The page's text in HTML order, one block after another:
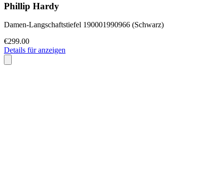
Phillip Hardy
Damen-Langschaftstiefel 190001990966 (Schwarz)
€299.00
Details für anzeigen